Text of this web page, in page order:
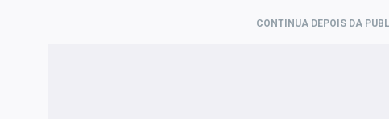
CONTINUA DEPOIS DA